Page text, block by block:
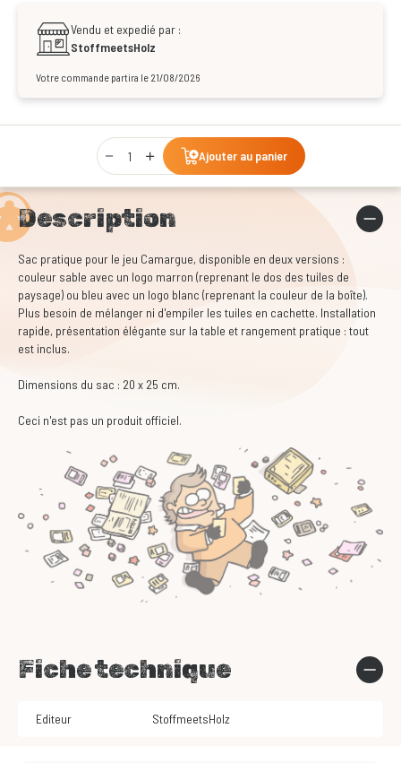
Vendu et expedié par :
StoffmeetsHolz
Votre commande partira le 21/08/2026
Qty
Ajouter au panier
Description
Sac pratique pour le jeu Camargue, disponible en deux versions :
couleur sable avec un logo marron (reprenant le dos des tuiles de
paysage) ou bleu avec un logo blanc (reprenant la couleur de la boîte).
Plus besoin de mélanger ni d'empiler les tuiles en cachette. Installation
rapide, présentation élégante sur la table et rangement pratique : tout
est inclus.
Dimensions du sac : 20 x 25 cm.
Ceci n'est pas un produit officiel.
Fiche technique
Editeur StoffmeetsHolz